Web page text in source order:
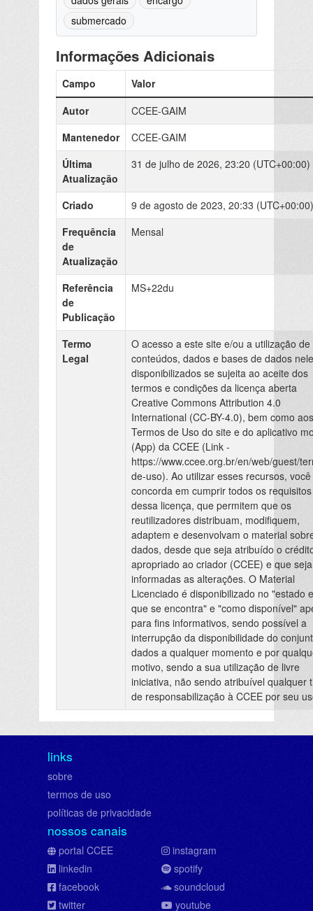
submercado
Informações Adicionais
Campo
Valor
Autor
CCEE-GAIM
Mantenedor
CCEE-GAIM
Última
Atualização
31 de julho de 2026, 23:20 (UTC+00:00)
Criado
9 de agosto de 2023, 20:33 (UTC+00:00)
Frequência
de
Atualização
Mensal
Referência
de
Publicação
MS+22du
Termo
Legal
O acesso a este site e/ou a utilização de
conteúdos, dados e bases de dados nele
disponibilizados se sujeita ao aceite dos
termos e condições da licença aberta
Creative Commons Attribution 4.0
International (CC-BY-4.0), bem como aos
Termos de Uso do site e do aplicativo
(App) da CCEE (Link -
https://www.ccee.org.br/en/web/guest/
de-uso). Ao utilizar esses recursos, você
concorda em cumprir todos os requisitos
dessa licença, que permitem que os
reutilizadores distribuam, modifiquem,
adaptem e desenvolvam o material
dados, desde que seja atribuído o
apropriado ao criador (CCEE) e que
informadas as alterações. O Material
Licenciado é disponibilizado no "estado
que se encontra" e "como disponível"
para fins informativos, sendo possível a
interrupção da disponibilidade do
dados a qualquer momento e por
motivo, sendo a sua utilização de livre
iniciativa, não sendo atribuível qualquer
de responsabilização à CCEE por seu
links
sobre
termos de uso
políticas de privacidade
nossos canais
portal CCEE
linkedin
facebook
twitter
instagram
spotify
soundcloud
youtube